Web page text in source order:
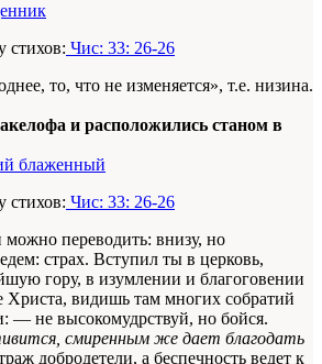
стихов: Чис: 33: 26-26
то, что не изменяется», т.е. низина.
и расположились станом в
блаженный
стихов: Чис: 33: 26-26
можно переводить: внизу, но
страх. Вступил ты в церковь,
гору, в изумлении и благоговении
Христа, видишь там многих собратий
— не высокомудрствуй, но бойся.
смиренным же дает благодать
добродетели, а беспечность ведет к